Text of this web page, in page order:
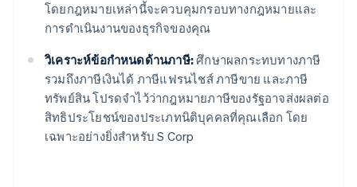
โดยกฎหมายเหล่านี้จะควบคุมกรอบทางกฎหมายและ
การดำเนินงานของธุรกิจของคุณ
วิเคราะห์ข้อกำหนดด้านภาษี:ศึกษาผลกระทบทางภาษี
รวมถึงภาษีเงินได้ ภาษีแฟรนไชส์ ​​ภาษีขาย และภาษี
ทรัพย์สิน โปรดจำไว้ว่ากฎหมายภาษีของรัฐอาจส่งผลต่อ
สิทธิประโยชน์ของประเภทนิติบุคคลที่คุณเลือก โดย
เฉพาะอย่างยิ่งสำหรับ S Corp